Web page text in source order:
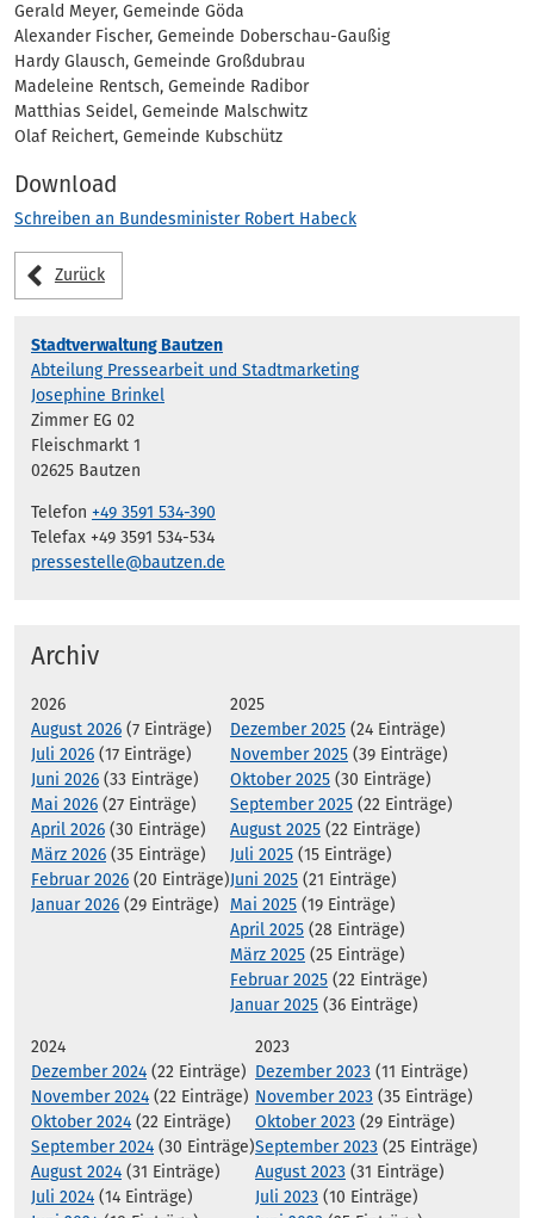
Gerald Meyer, Gemeinde Göda
Alexander Fischer, Gemeinde Doberschau-Gaußig
Hardy Glausch, Gemeinde Großdubrau
Madeleine Rentsch, Gemeinde Radibor
Matthias Seidel, Gemeinde Malschwitz
Olaf Reichert, Gemeinde Kubschütz
Download
Schreiben an Bundesminister Robert Habeck
Zurück
Stadtverwaltung Bautzen
Abteilung Pressearbeit und Stadtmarketing
Josephine Brinkel
Zimmer EG 02
Fleischmarkt 1
02625 Bautzen
Telefon +49 3591 534-390
Telefax +49 3591 534-534
pressestelle@bautzen.de
Archiv
2026
August 2026 (7 Einträge)
Juli 2026 (17 Einträge)
Juni 2026 (33 Einträge)
Mai 2026 (27 Einträge)
April 2026 (30 Einträge)
März 2026 (35 Einträge)
Februar 2026 (20 Einträge)
Januar 2026 (29 Einträge)
2025
Dezember 2025 (24 Einträge)
November 2025 (39 Einträge)
Oktober 2025 (30 Einträge)
September 2025 (22 Einträge)
August 2025 (22 Einträge)
Juli 2025 (15 Einträge)
Juni 2025 (21 Einträge)
Mai 2025 (19 Einträge)
April 2025 (28 Einträge)
März 2025 (25 Einträge)
Februar 2025 (22 Einträge)
Januar 2025 (36 Einträge)
2024
Dezember 2024 (22 Einträge)
November 2024 (22 Einträge)
Oktober 2024 (22 Einträge)
September 2024 (30 Einträge)
August 2024 (31 Einträge)
Juli 2024 (14 Einträge)
2023
Dezember 2023 (11 Einträge)
November 2023 (35 Einträge)
Oktober 2023 (29 Einträge)
September 2023 (25 Einträge)
August 2023 (31 Einträge)
Juli 2023 (10 Einträge)